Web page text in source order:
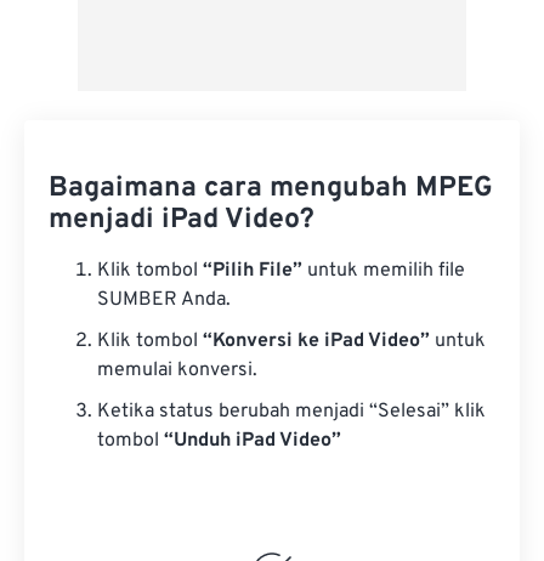
Bagaimana cara mengubah MPEG
menjadi iPad Video?
Klik tombol “Pilih File” untuk memilih file
SUMBER Anda.
Klik tombol “Konversi ke iPad Video” untuk
memulai konversi.
Ketika status berubah menjadi “Selesai” klik
tombol “Unduh iPad Video”